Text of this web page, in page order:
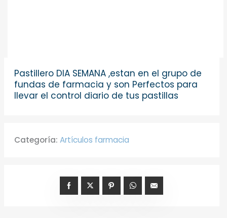
Pastillero DIA SEMANA ,estan en el grupo de
fundas de farmacia y son Perfectos para
llevar el control diario de tus pastillas
Categoría: Artículos farmacia